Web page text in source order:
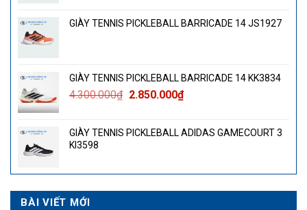
GIÀY TENNIS PICKLEBALL BARRICADE 14 JS1927
GIÀY TENNIS PICKLEBALL BARRICADE 14 KK3834
4.300.000₫ Giá
4.300.000₫.
2.850.000₫Giá
là:
GIÀY TENNIS PICKLEBALL ADIDAS GAMECOURT 3
KI3598
BÀI VIẾT MỚI